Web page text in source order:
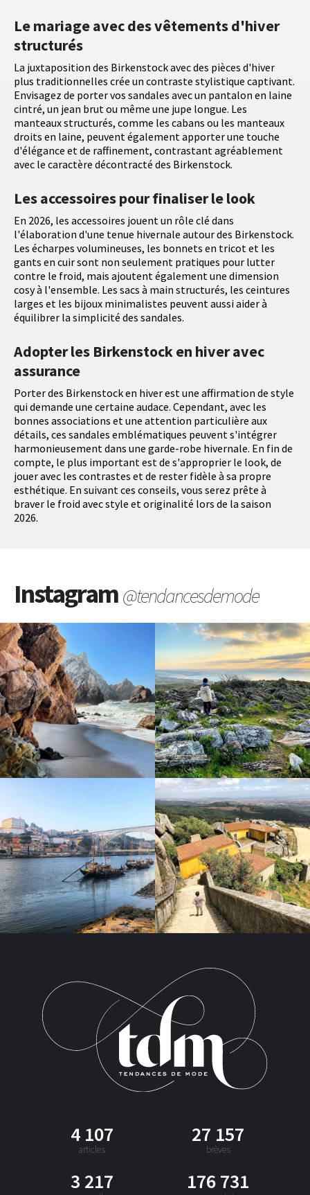
Le mariage avec des vêtements d'hiver
structurés
La juxtaposition des Birkenstock avec des pièces d'hiver
plus traditionnelles crée un contraste stylistique captivant.
Envisagez de porter vos sandales avec un pantalon en laine
cintré, un jean brut ou même une jupe longue. Les
manteaux structurés, comme les cabans ou les manteaux
droits en laine, peuvent également apporter une touche
d'élégance et de raffinement, contrastant agréablement
avec le caractère décontracté des Birkenstock.
Les accessoires pour finaliser le look
En 2026, les accessoires jouent un rôle clé dans
l'élaboration d'une tenue hivernale autour des Birkenstock.
Les écharpes volumineuses, les bonnets en tricot et les
gants en cuir sont non seulement pratiques pour lutter
contre le froid, mais ajoutent également une dimension
cosy à l'ensemble. Les sacs à main structurés, les ceintures
larges et les bijoux minimalistes peuvent aussi aider à
équilibrer la simplicité des sandales.
Adopter les Birkenstock en hiver avec
assurance
Porter des Birkenstock en hiver est une affirmation de style
qui demande une certaine audace. Cependant, avec les
bonnes associations et une attention particulière aux
détails, ces sandales emblématiques peuvent s'intégrer
harmonieusement dans une garde-robe hivernale. En fin de
compte, le plus important est de s'approprier le look, de
jouer avec les contrastes et de rester fidèle à sa propre
esthétique. En suivant ces conseils, vous serez prête à
braver le froid avec style et originalité lors de la saison
2026.
Instagram@tendancesdemode
4 107
articles
27 157
brèves
3 217 176 731